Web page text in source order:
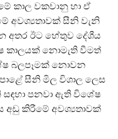
කාල වකවානු හා ඒ
අවශ්‍යතාවක් සීනි වැනි
අතර ඊට හේතුව දේශීය
කාලයක් නොමැති වීමත්
බලපෑමක් නොවන
සීනි මිල විශාල ලෙස
සඳහා පනවා ඇති විශේෂ
අඩු කිරීමේ අවශ්‍යතාවක්